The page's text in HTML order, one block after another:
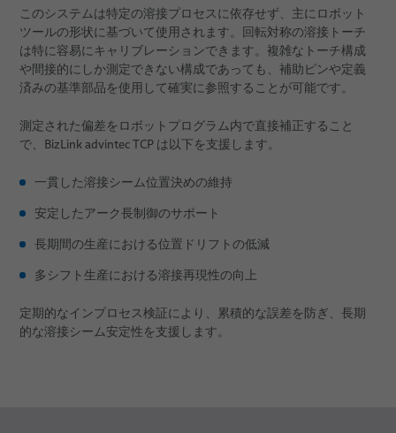
このシステムは特定の溶接プロセスに依存せず、主にロボット
ツールの形状に基づいて使用されます。回転対称の溶接トーチ
は特に容易にキャリブレーションできます。複雑なトーチ構成
や間接的にしか測定できない構成であっても、補助ピンや定義
済みの基準部品を使用して確実に参照することが可能です。
測定された偏差をロボットプログラム内で直接補正すること
で、BizLink advintec TCP は以下を支援します。
一貫した溶接シーム位置決めの維持
安定したアーク長制御のサポート
長期間の生産における位置ドリフトの低減
多シフト生産における溶接再現性の向上
定期的なインプロセス検証により、累積的な誤差を防ぎ、長期
的な溶接シーム安定性を支援します。